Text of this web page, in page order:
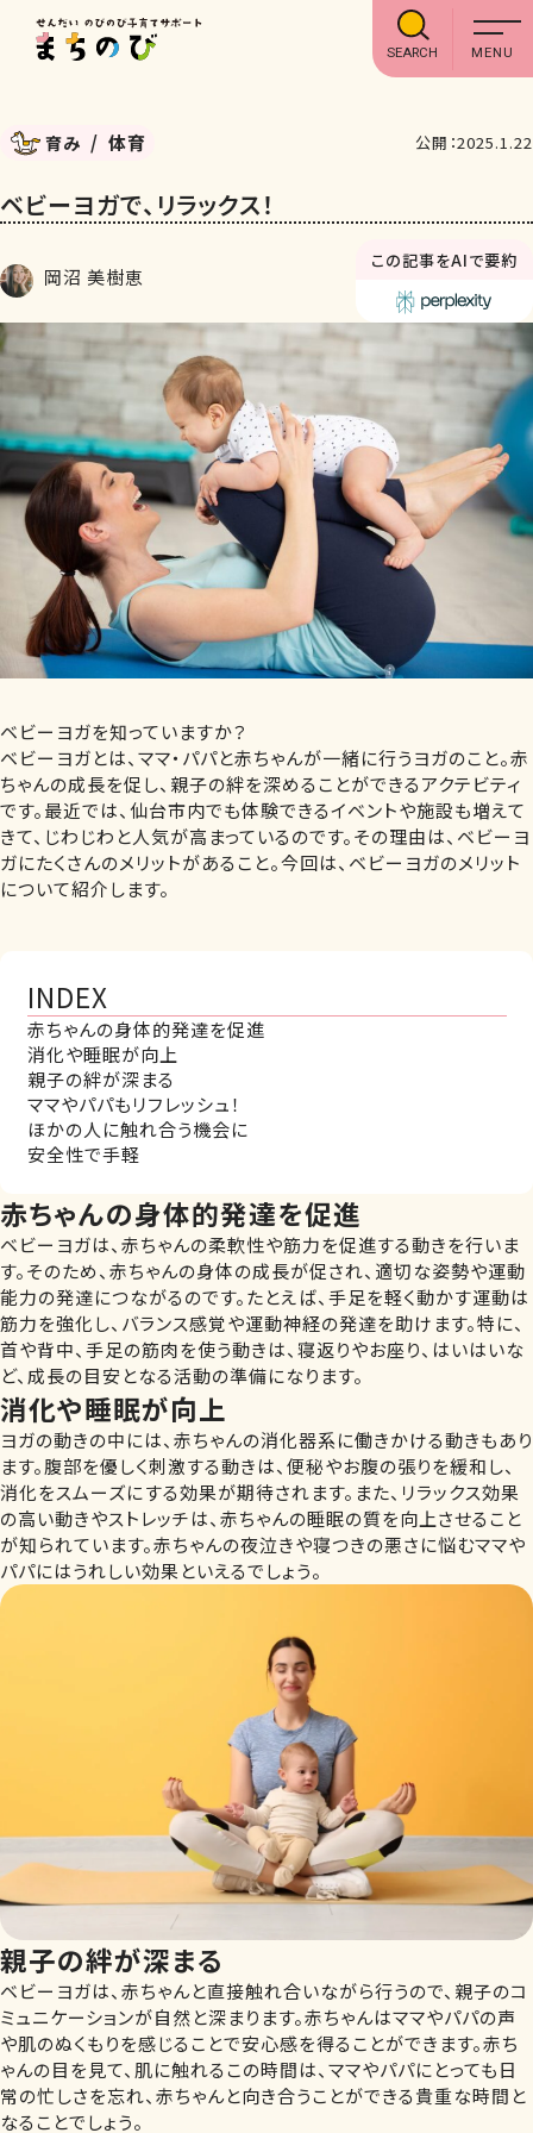
SEARCH
育み 体育 公開：2025.1.22
ベビーヨガで、リラックス！
岡沼 美樹恵
この記事をAIで要約
ベビーヨガを知っていますか？
ベビーヨガとは、ママ・パパと赤ちゃんが一緒に行うヨガのこと。赤
ちゃんの成長を促し、親子の絆を深めることができるアクテビティ
です。最近では、仙台市内でも体験できるイベントや施設も増えて
きて、じわじわと人気が高まっているのです。その理由は、ベビーヨ
ガにたくさんのメリットがあること。今回は、ベビーヨガのメリット
について紹介します。
INDEX
赤ちゃんの身体的発達を促進
消化や睡眠が向上
親子の絆が深まる
ママやパパもリフレッシュ！
ほかの人に触れ合う機会に
安全性で手軽
赤ちゃんの身体的発達を促進
ベビーヨガは、赤ちゃんの柔軟性や筋力を促進する動きを行いま
す。そのため、赤ちゃんの身体の成長が促され、適切な姿勢や運動
能力の発達につながるのです。たとえば、手足を軽く動かす運動は
筋力を強化し、バランス感覚や運動神経の発達を助けます。特に、
首や背中、手足の筋肉を使う動きは、寝返りやお座り、はいはいな
ど、成長の目安となる活動の準備になります。
消化や睡眠が向上
ヨガの動きの中には、赤ちゃんの消化器系に働きかける動きもあり
ます。腹部を優しく刺激する動きは、便秘やお腹の張りを緩和し、
消化をスムーズにする効果が期待されます。また、リラックス効果
の高い動きやストレッチは、赤ちゃんの睡眠の質を向上させること
が知られています。赤ちゃんの夜泣きや寝つきの悪さに悩むママや
パパにはうれしい効果といえるでしょう。
親子の絆が深まる
ベビーヨガは、赤ちゃんと直接触れ合いながら行うので、親子のコ
ミュニケーションが自然と深まります。赤ちゃんはママやパパの声
や肌のぬくもりを感じることで安心感を得ることができます。赤ち
ゃんの目を見て、肌に触れるこの時間は、ママやパパにとっても日
常の忙しさを忘れ、赤ちゃんと向き合うことができる貴重な時間と
なることでしょう。